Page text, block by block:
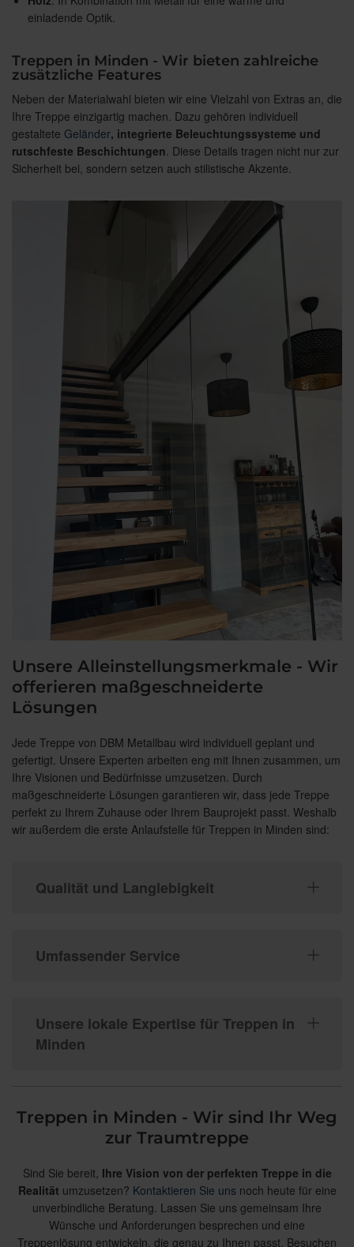
einladende Optik.
Treppen in Minden - Wir bieten zahlreiche
zusätzliche Features
Neben der Materialwahl bieten wir eine Vielzahl von Extras an, die
Ihre Treppe einzigartig machen. Dazu gehören individuell
gestaltete Geländer, integrierte Beleuchtungssysteme und
rutschfeste Beschichtungen . Diese Details tragen nicht nur zur
Sicherheit bei, sondern setzen auch stilistische Akzente.
Unsere Alleinstellungsmerkmale - Wir
offerieren maßgeschneiderte
Lösungen
Jede Treppe von DBM Metallbau wird individuell geplant und
gefertigt. Unsere Experten arbeiten eng mit Ihnen zusammen, um
Ihre Visionen und Bedürfnisse umzusetzen. Durch
maßgeschneiderte Lösungen garantieren wir, dass jede Treppe
perfekt zu Ihrem Zuhause oder Ihrem Bauprojekt passt. Weshalb
wir außerdem die erste Anlaufstelle für Treppen in Minden sind:
Qualität und Langlebigkeit
Umfassender Service
Unsere lokale Expertise für Treppen in
Minden
Treppen in Minden - Wir sind Ihr Weg
zur Traumtreppe
Sind Sie bereit, Ihre Vision von der perfekten Treppe in die
Realität umzusetzen? Kontaktieren Sie uns noch heute für eine
unverbindliche Beratung. Lassen Sie uns gemeinsam Ihre
Wünsche und Anforderungen besprechen und eine
Treppenlösung entwickeln, die genau zu Ihnen passt. Besuchen